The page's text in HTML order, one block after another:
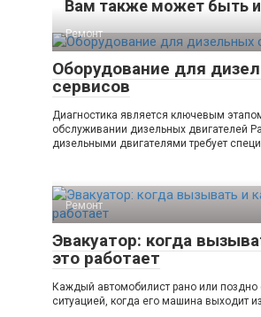
Вам также может быть
Ремонт
Оборудование для
сервисов
Диагностика является ключевым
обслуживании дизельных двигателей
дизельными двигателями требует
Ремонт
Эвакуатор: когда
это работает
Каждый автомобилист рано или поздно
ситуацией, когда его машина выходит